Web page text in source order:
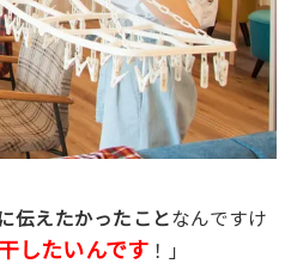
伝えたかったことなんですけ
したいんです ！」